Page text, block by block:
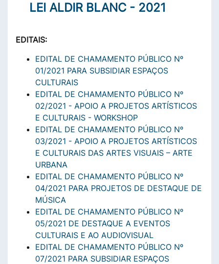
LEI ALDIR BLANC - 2021
EDITAIS:
EDITAL DE CHAMAMENTO PÚBLICO Nº
01/2021 PARA SUBSIDIAR ESPAÇOS
CULTURAIS
EDITAL DE CHAMAMENTO PÚBLICO Nº
02/2021 - APOIO A PROJETOS ARTÍSTICOS
E CULTURAIS - WORKSHOP
EDITAL DE CHAMAMENTO PÚBLICO Nº
03/2021 - APOIO A PROJETOS ARTÍSTICOS
E CULTURAIS DAS ARTES VISUAIS – ARTE
URBANA
EDITAL DE CHAMAMENTO PÚBLICO Nº
04/2021 PARA PROJETOS DE DESTAQUE DE
MÚSICA
EDITAL DE CHAMAMENTO PÚBLICO Nº
05/2021 DE DESTAQUE A EVENTOS
CULTURAIS E AO AUDIOVISUAL
EDITAL DE CHAMAMENTO PÚBLICO Nº
07/2021 PARA SUBSIDIAR ESPAÇOS